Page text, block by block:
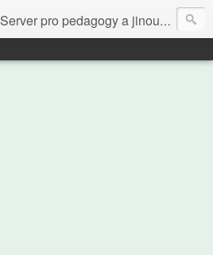
Server pro pedagogy a jinou zvířenu